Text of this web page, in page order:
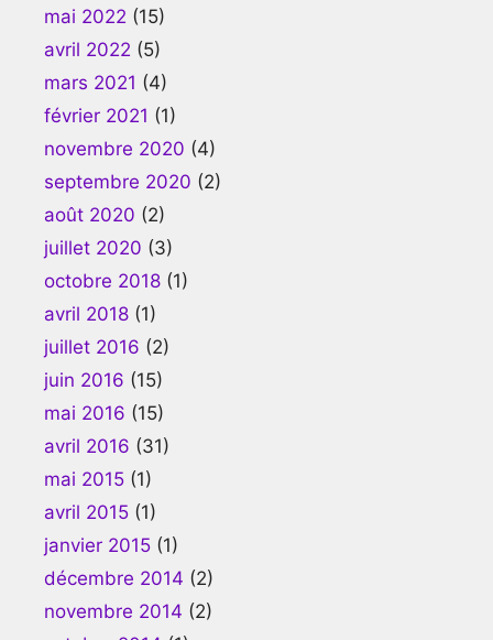
mai 2022 (15)
avril 2022 (5)
mars 2021 (4)
février 2021 (1)
novembre 2020 (4)
septembre 2020 (2)
août 2020 (2)
juillet 2020 (3)
octobre 2018 (1)
avril 2018 (1)
juillet 2016 (2)
juin 2016 (15)
mai 2016 (15)
avril 2016 (31)
mai 2015 (1)
avril 2015 (1)
janvier 2015 (1)
décembre 2014 (2)
novembre 2014 (2)